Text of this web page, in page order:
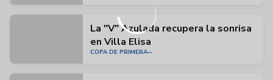
La "V" Azulada recupera la sonrisa
en Villa Elisa
COPA DE PRIMERA